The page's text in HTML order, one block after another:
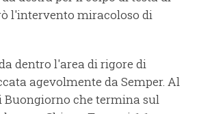
l'intervento miracoloso di
dentro l'area di rigore di
agevolmente da Semper. Al
Buongiorno che termina sul